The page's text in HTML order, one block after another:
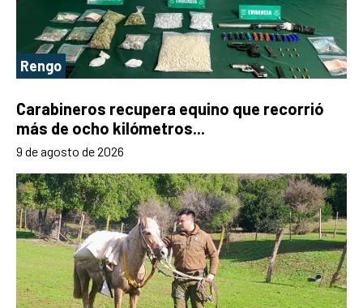
Rengo
Carabineros recupera equino que recorrió
más de ocho kilómetros...
9 de agosto de 2026